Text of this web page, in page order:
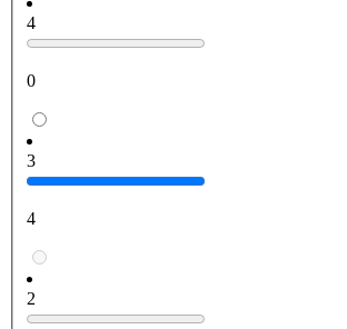
4
0
3
4
2